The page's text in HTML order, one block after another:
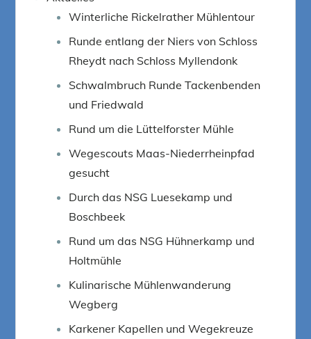
Winterliche Rickelrather Mühlentour
Runde entlang der Niers von Schloss
Rheydt nach Schloss Myllendonk
Schwalmbruch Runde Tackenbenden
und Friedwald
Rund um die Lüttelforster Mühle
Wegescouts Maas-Niederrheinpfad
gesucht
Durch das NSG Luesekamp und
Boschbeek
Rund um das NSG Hühnerkamp und
Holtmühle
Kulinarische Mühlenwanderung
Wegberg
Karkener Kapellen und Wegekreuze